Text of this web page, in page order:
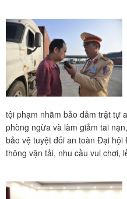
tội phạm nhằm bảo đảm trật tự
phòng ngừa và làm giảm tai
bảo vệ tuyệt đối an toàn Đại
thông vận tải, nhu cầu vui chơi,